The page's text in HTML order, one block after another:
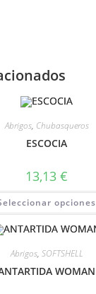
Abrigos, Chubasqueros
ESCOCIA
13,13 €
opciones
Abrigos, SOFTSHELL
WOMAN